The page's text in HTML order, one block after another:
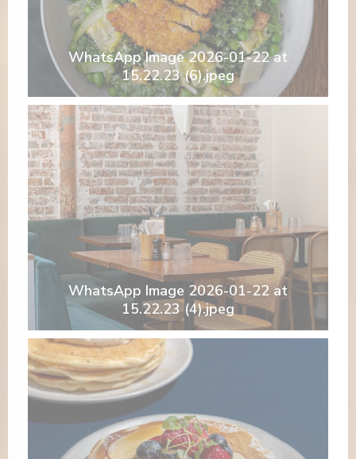
WhatsApp Image 2026-01-22 at
15.22.23 (6).jpeg
WhatsApp Image 2026-01-22 at
15.22.23 (4).jpeg